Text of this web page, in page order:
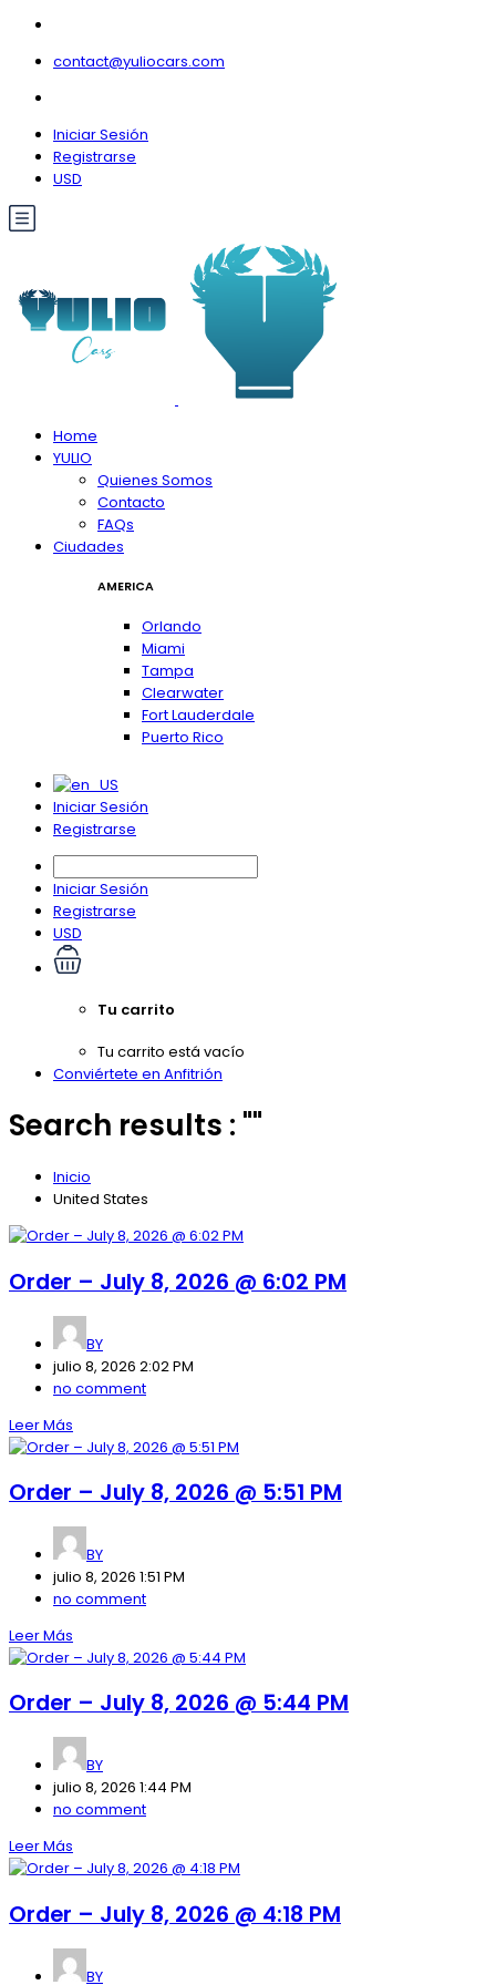
contact@yuliocars.com
Iniciar Sesión
Registrarse
USD
Home
YULIO
Quienes Somos
Contacto
FAQs
Ciudades
AMERICA
Orlando
Miami
Tampa
Clearwater
Fort Lauderdale
Puerto Rico
Iniciar Sesión
Registrarse
Iniciar Sesión
Registrarse
USD
Tu carrito
Tu carrito está vacío
Conviértete en Anfitrión
Search results : ""
Inicio
United States
Order – July 8, 2026 @ 6:02 PM
BY
julio 8, 2026 2:02 PM
no comment
Leer Más
Order – July 8, 2026 @ 5:51 PM
BY
julio 8, 2026 1:51 PM
no comment
Leer Más
Order – July 8, 2026 @ 5:44 PM
BY
julio 8, 2026 1:44 PM
no comment
Leer Más
Order – July 8, 2026 @ 4:18 PM
BY